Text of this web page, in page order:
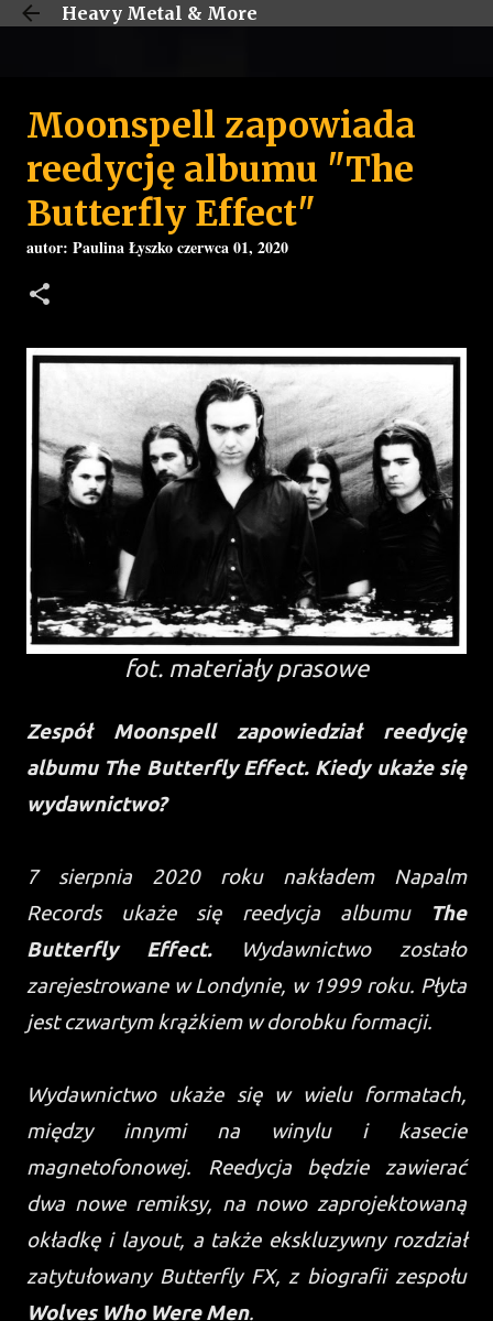
Przejdź do głównej zawartości
Heavy Metal & More
Moonspell zapowiada
reedycję albumu "The
Butterfly Effect"
autor: Paulina Łyszkoczerwca 01, 2020
fot. materiały prasowe
Zespół Moonspell zapowiedział reedycję
albumu The Butterfly Effect. Kiedy ukaże się
wydawnictwo?
7 sierpnia 2020 roku nakładem Napalm
Records ukaże się reedycja albumu
The
Butterfly Effect. Wydawnictwo zostało
zarejestrowane w Londynie, w 1999 roku. Płyta
jest czwartym krążkiem w dorobku formacji.
Wydawnictwo ukaże się w wielu formatach,
między innymi na winylu i kasecie
magnetofonowej. Reedycja będzie zawierać
dwa nowe remiksy, na nowo zaprojektowaną
okładkę i layout, a także ekskluzywny rozdział
zatytułowany Butterfly FX, z biografii zespołu
Wolves Who Were Men.